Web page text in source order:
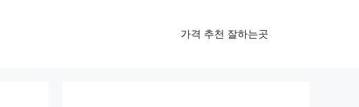
가격 추천 잘하는곳